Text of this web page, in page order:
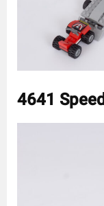
4641